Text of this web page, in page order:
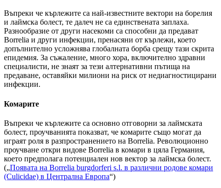
Въпреки че кърлежите са най-известните вектори на борелия
и лаймска болест, те далеч не са единствената заплаха.
Разнообразие от други насекоми са способни да предават
Borrelia и други инфекции, пренасяни от кърлежи, което
допълнително усложнява глобалната борба срещу тази скрита
епидемия. За съжаление, много хора, включително здравни
специалисти, не знаят за тези алтернативни пътища на
предаване, оставяйки милиони на риск от недиагностицирани
инфекции.
Комарите
Въпреки че кърлежите са основно отговорни за лаймската
болест, проучванията показват, че комарите също могат да
играят роля в разпространението на Borrelia. Революционно
проучване откри видове Borrelia в комари в цяла Германия,
което предполага потенциален нов вектор за лаймска болест.
(„Появата на Borrelia burgdorferi s.l. в различни родове комари
(Culicidae) в Централна Европа“)